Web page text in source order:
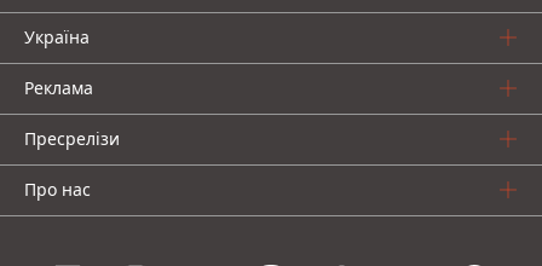
Україна
Реклама
Пресрелізи
Про нас